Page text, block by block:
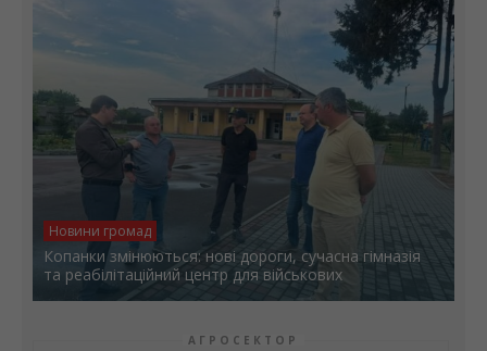
Новини громад
Копанки змінюються: нові дороги, сучасна гімназія
та реабілітаційний центр для військових
АГРОСЕКТОР